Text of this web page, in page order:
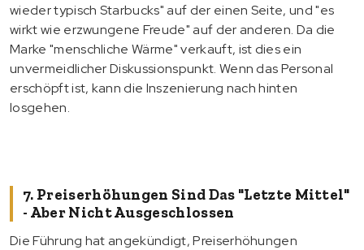
wieder typisch Starbucks" auf der einen Seite, und "es
wirkt wie erzwungene Freude" auf der anderen. Da die
Marke "menschliche Wärme" verkauft, ist dies ein
unvermeidlicher Diskussionspunkt. Wenn das Personal
erschöpft ist, kann die Inszenierung nach hinten
losgehen.
7. Preiserhöhungen Sind Das "letzte Mittel"
- Aber Nicht Ausgeschlossen
Die Führung hat angekündigt, Preiserhöhungen